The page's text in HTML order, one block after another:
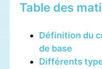
Table des
Définition du
de base
Différents